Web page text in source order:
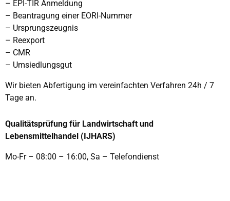
– EPI-TIR Anmeldung
– Beantragung einer EORI-Nummer
– Ursprungszeugnis
– Reexport
– CMR
– Umsiedlungsgut
Wir bieten Abfertigung im vereinfachten Verfahren 24h / 7
Tage an.
Qualitätsprüfung für Landwirtschaft und
Lebensmittelhandel (IJHARS)
Mo-Fr – 08:00 – 16:00, Sa – Telefondienst